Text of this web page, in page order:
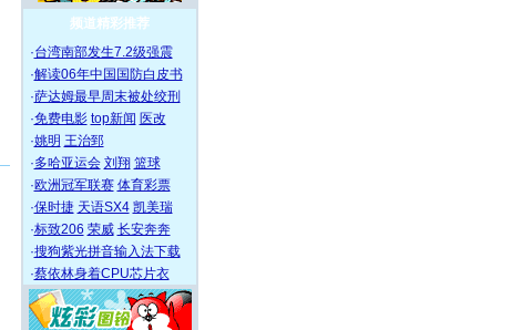
频道精彩推荐
·台湾南部发生7.2级强震
·解读06年中国国防白皮书
·萨达姆最早周末被处绞刑
·免费电影 top新闻 医改
·姚明 王治郅
·多哈亚运会 刘翔 篮球
·欧洲冠军联赛 体育彩票
·保时捷 天语SX4 凯美瑞
·标致206 荣威 长安奔奔
·搜狗紫光拼音输入法下载
·蔡依林身着CPU芯片衣